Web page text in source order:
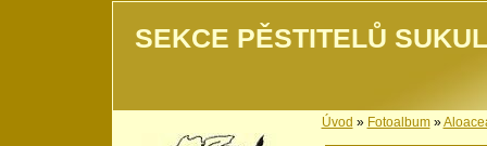
SEKCE PĚSTITELŮ
Úvod » Fotoalbum»